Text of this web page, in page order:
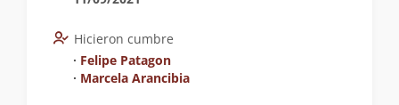
Hicieron cumbre
∙ Felipe Patagon
∙ Marcela Arancibia